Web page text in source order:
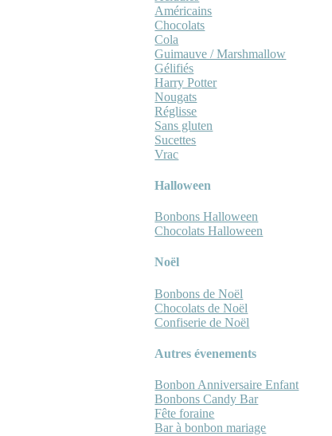
Américains
Chocolats
Cola
Guimauve / Marshmallow
Gélifiés
Harry Potter
Nougats
Réglisse
Sans gluten
Sucettes
Vrac
Halloween
Bonbons Halloween
Chocolats Halloween
Noël
Bonbons de Noël
Chocolats de Noël
Confiserie de Noël
Autres évenements
Bonbon Anniversaire Enfant
Bonbons Candy Bar
Fête foraine
Bar à bonbon mariage